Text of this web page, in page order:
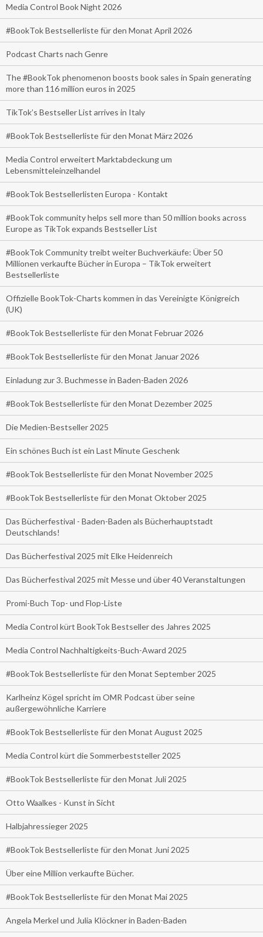
Media Control Book Night 2026
#BookTok Bestsellerliste für den Monat April 2026
Podcast Charts nach Genre
The #BookTok phenomenon boosts book sales in Spain generating
more than 116 million euros in 2025
TikTok’s Bestseller List arrives in Italy
#BookTok Bestsellerliste für den Monat März 2026
Media Control erweitert Marktabdeckung um
Lebensmitteleinzelhandel
#BookTok Bestsellerlisten Europa - Kontakt
#BookTok community helps sell more than 50 million books across
Europe as TikTok expands Bestseller List
#BookTok Community treibt weiter Buchverkäufe: Über 50
Millionen verkaufte Bücher in Europa – TikTok erweitert
Bestsellerliste
Offizielle BookTok-Charts kommen in das Vereinigte Königreich
(UK)
#BookTok Bestsellerliste für den Monat Februar 2026
#BookTok Bestsellerliste für den Monat Januar 2026
Einladung zur 3. Buchmesse in Baden-Baden 2026
#BookTok Bestsellerliste für den Monat Dezember 2025
Die Medien-Bestseller 2025
Ein schönes Buch ist ein Last Minute Geschenk
#BookTok Bestsellerliste für den Monat November 2025
#BookTok Bestsellerliste für den Monat Oktober 2025
Das Bücherfestival - Baden-Baden als Bücherhauptstadt
Deutschlands!
Das Bücherfestival 2025 mit Elke Heidenreich
Das Bücherfestival 2025 mit Messe und über 40 Veranstaltungen
Promi-Buch Top- und Flop-Liste
Media Control kürt BookTok Bestseller des Jahres 2025
Media Control Nachhaltigkeits-Buch-Award 2025
#BookTok Bestsellerliste für den Monat September 2025
Karlheinz Kögel spricht im OMR Podcast über seine
außergewöhnliche Karriere
#BookTok Bestsellerliste für den Monat August 2025
Media Control kürt die Sommerbeststeller 2025
#BookTok Bestsellerliste für den Monat Juli 2025
Otto Waalkes - Kunst in Sicht
Halbjahressieger 2025
#BookTok Bestsellerliste für den Monat Juni 2025
Über eine Million verkaufte Bücher.
#BookTok Bestsellerliste für den Monat Mai 2025
Angela Merkel und Julia Klöckner in Baden-Baden